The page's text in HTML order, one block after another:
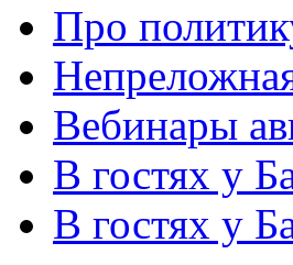
Про
Вебинары
В гостях у
В гостях у